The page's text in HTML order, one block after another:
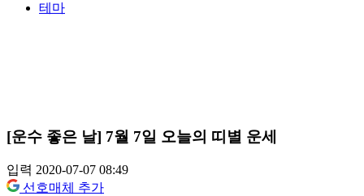
테마
[운수 좋은 날] 7월 7일 오늘의 띠별 운세
입력 2020-07-07 08:49
선호매체 추가